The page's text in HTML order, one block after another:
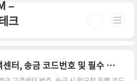
–
크
토스뱅크 번호: 고객센터, 송금 코드번호 및 필수 정보 총정리!